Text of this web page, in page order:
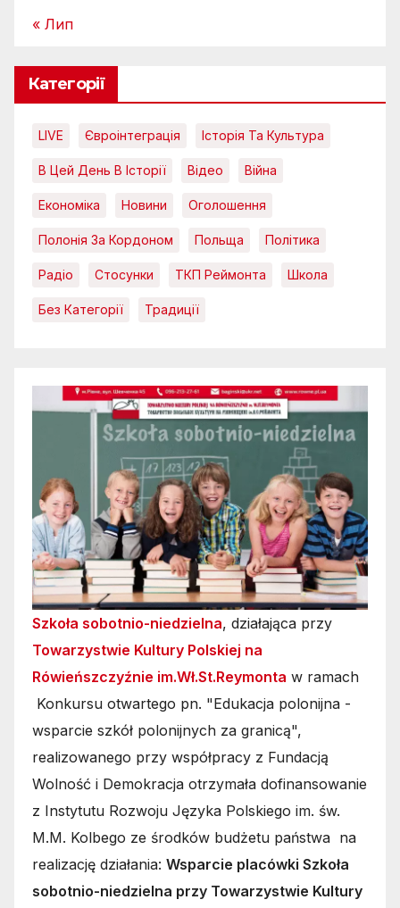
« Лип
Категорії
LIVE Євроінтеграція Історія Та Культура
В Цей День В Історії Відео Війна
Економіка Новини Оголошення
Полонія За Кордоном Польща Політика
Радіо Стосунки ТКП Реймонта Школа
Без Категорії Традиції
Szkoła sobotnio-niedzielna, działająca przy
Towarzystwie Kultury Polskiej na
Rówieńszczyźnie im.Wł.St.Reymonta w ramach
Konkursu otwartego pn. "Edukacja polonijna -
wsparcie szkół polonijnych za granicą",
realizowanego przy współpracy z Fundacją
Wolność i Demokracja otrzymała dofinansowanie
z Instytutu Rozwoju Języka Polskiego im. św.
M.M. Kolbego ze środków budżetu państwa na
realizację działania: Wsparcie placówki Szkoła
sobotnio-niedzielna przy Towarzystwie Kultury